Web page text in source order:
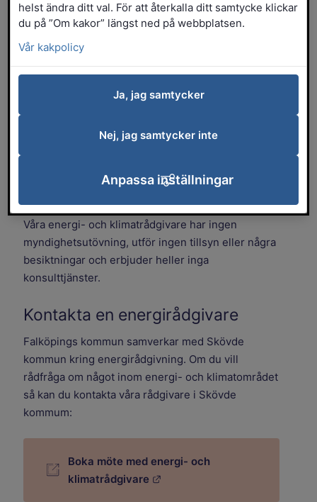
Kommunen erbjuder kostnadsfri
energirådgivning till företag,
organisationer och privatpersoner.
om råd om val av värmesystem,
tilläggsisolering och solceller med mera. När det
energieffektiviseringsbidraget Klimatklivet,
värmeåtervinning, analys av elstatistik mm.
Våra energi- och klimatrådgivare har ingen
myndighetsutövning, utför ingen tillsyn eller några
besiktningar och erbjuder heller inga
konsulttjänster.
Kontakta en energirådgivare
Falköpings kommun samverkar med Skövde
kommun kring energirådgivning. Om du vill
rådfråga om något inom energi- och klimatområdet
så kan du kontakta våra rådgivare i Skövde
kommum:
Boka möte med energi- och
klimatrådgivare
helst ändra ditt val. För att återkalla ditt samtycke klickar
du på ”Om kakor” längst ned på webbplatsen.
Vår kakpolicy
Ja, jag samtycker
Nej, jag samtycker inte
Anpassa inställningar